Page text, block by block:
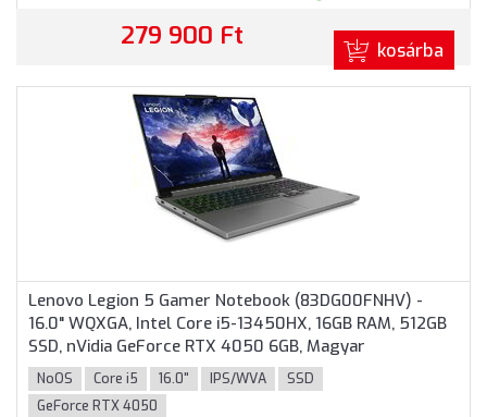
279 900 Ft kosárba
Lenovo Legion 5 Gamer Notebook (83DG00FNHV) -
16.0" WQXGA, Intel Core i5-13450HX, 16GB RAM, 512GB
SSD, nVidia GeForce RTX 4050 6GB, Magyar
billentyűzet, Operációs rendszer nélkül, 3 év garancia,
Szürke színben
NoOS Core i5 16.0" IPS/WVA
SSD
GeForce RTX 4050